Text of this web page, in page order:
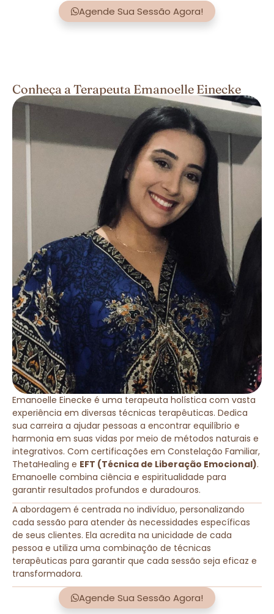
Agende Sua Sessão Agora!
Conheça a Terapeuta Emanoelle Einecke
Emanoelle Einecke é uma terapeuta holística com vasta
experiência em diversas técnicas terapêuticas. Dedica
sua carreira a ajudar pessoas a encontrar equilíbrio e
harmonia em suas vidas por meio de métodos naturais e
integrativos. Com certificações em Constelação Familiar,
ThetaHealing e EFT (Técnica de Liberação Emocional).
Emanoelle combina ciência e espiritualidade para
garantir resultados profundos e duradouros.
A abordagem é centrada no indivíduo, personalizando
cada sessão para atender às necessidades específicas
de seus clientes. Ela acredita na unicidade de cada
pessoa e utiliza uma combinação de técnicas
terapêuticas para garantir que cada sessão seja eficaz e
transformadora.
Agende Sua Sessão Agora!